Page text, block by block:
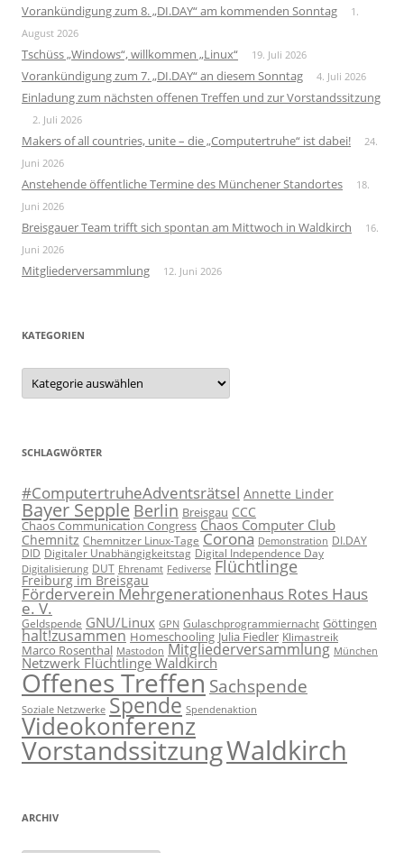
Vorankündigung zum 8. „DI.DAY“ am kommenden Sonntag
1.
August 2026
Tschüss „Windows“, willkommen „Linux“ 19. Juli 2026
Vorankündigung zum 7. „DI.DAY“ an diesem Sonntag 4. Juli 2026
Einladung zum nächsten offenen Treffen und zur Vorstandssitzung
2. Juli 2026
Makers of all countries, unite – die „Computertruhe“ ist dabei!
24.
Juni 2026
Anstehende öffentliche Termine des Münchener Standortes
18.
Juni 2026
Breisgauer Team trifft sich spontan am Mittwoch in Waldkirch
16.
Juni 2026
Mitgliederversammlung 12. Juni 2026
KATEGORIEN
Kategorien
SCHLAGWÖRTER
#ComputertruheAdventsrätsel Annette Linder
Bayer Sepple Berlin Breisgau CCC
Chaos Communication Congress Chaos Computer Club
Chemnitz Chemnitzer Linux-Tage Corona Demonstration DI.DAY
DID Digitaler Unabhängigkeitstag Digital Independence Day
Digitalisierung DUT Ehrenamt Fediverse Flüchtlinge
Freiburg im Breisgau
Förderverein Mehrgenerationenhaus Rotes Haus
e. V.
Geldspende GNU/Linux GPN Gulaschprogrammiernacht Göttingen
halt!zusammen Homeschooling Julia Fiedler Klimastreik
Marco Rosenthal Mastodon Mitgliederversammlung München
Netzwerk Flüchtlinge Waldkirch
Offenes Treffen Sachspende
Soziale Netzwerke Spende Spendenaktion
Videokonferenz
VorstandssitzungWaldkirch
ARCHIV